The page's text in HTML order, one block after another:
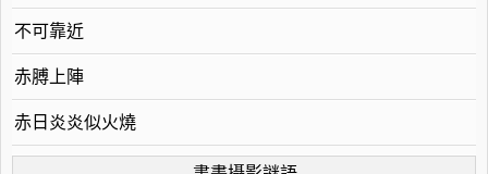
不可靠近
赤膊上陣
赤日炎炎似火燒